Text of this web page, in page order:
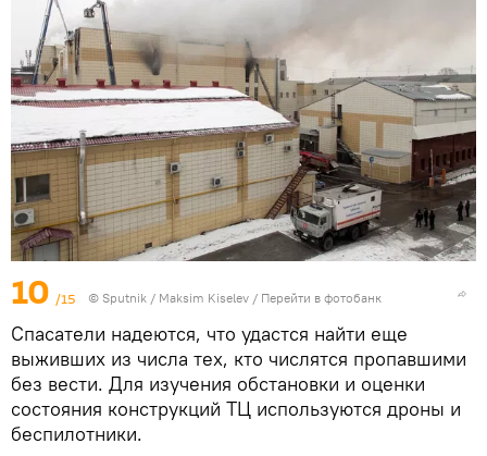
10 /15 © Sputnik / Maksim Kiselev / Перейти в фотобанк
Спасатели надеются, что удастся найти еще
выживших из числа тех, кто числятся пропавшими
без вести. Для изучения обстановки и оценки
состояния конструкций ТЦ используются дроны и
беспилотники.